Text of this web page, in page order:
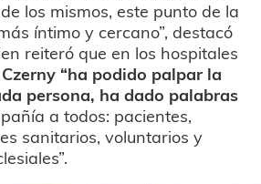
los mismos, este punto de la
íntimo y cercano”, destacó
reiteró que en los hospitales
“ha podido palpar la
persona, ha dado palabras
a todos: pacientes,
sanitarios, voluntarios y